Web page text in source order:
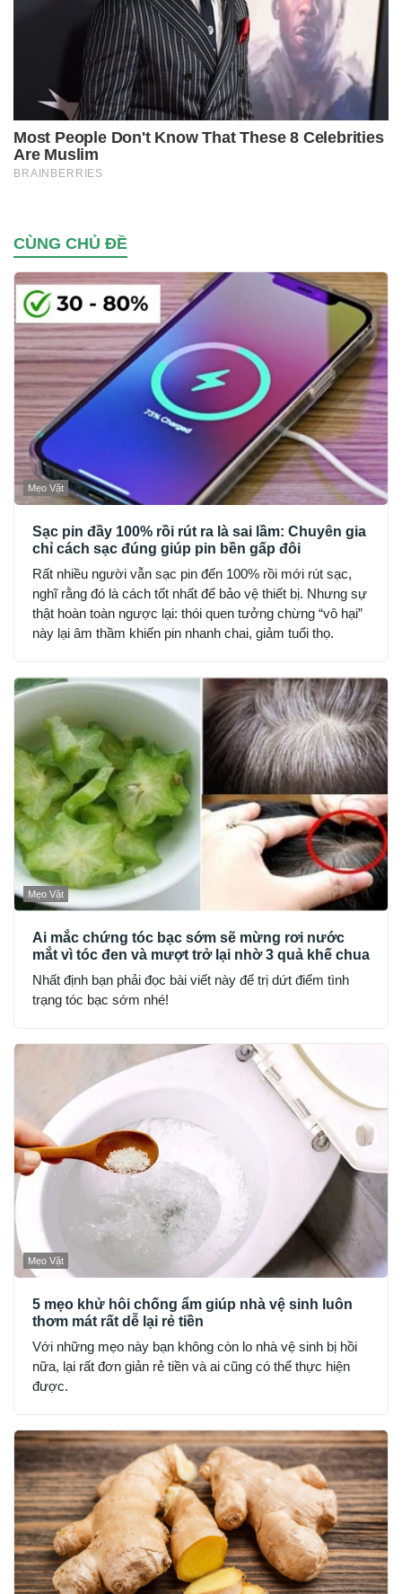
CÙNG CHỦ ĐỀ
Mẹo Vặt
Sạc pin đầy 100% rồi rút ra là sai lầm: Chuyên gia
chỉ cách sạc đúng giúp pin bền gấp đôi
Rất nhiều người vẫn sạc pin đến 100% rồi mới rút sạc,
nghĩ rằng đó là cách tốt nhất để bảo vệ thiết bị. Nhưng sự
thật hoàn toàn ngược lại: thói quen tưởng chừng “vô hại”
này lại âm thầm khiến pin nhanh chai, giảm tuổi thọ.
Mẹo Vặt
Ai mắc chứng tóc bạc sớm sẽ mừng rơi nước
mắt vì tóc đen và mượt trở lại nhờ 3 quả khế chua
Nhất định bạn phải đọc bài viết này để trị dứt điểm tình
trạng tóc bạc sớm nhé!
Mẹo Vặt
5 mẹo khử hôi chống ẩm giúp nhà vệ sinh luôn
thơm mát rất dễ lại rẻ tiền
Với những mẹo này bạn không còn lo nhà vệ sinh bị hồi
nữa, lại rất đơn giản rẻ tiền và ai cũng có thể thực hiện
được.